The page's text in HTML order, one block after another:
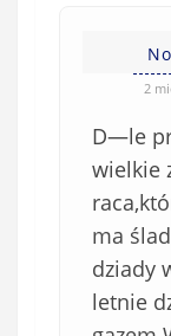
2
D—le
wielkie
ma
dziady
letnie